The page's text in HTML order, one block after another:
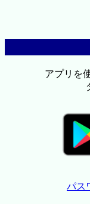
アプリを
パス